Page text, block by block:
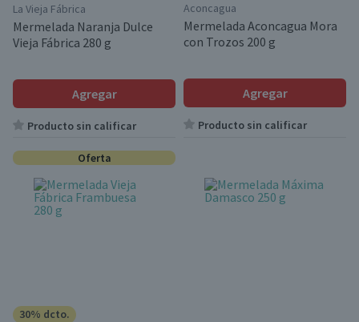
La Vieja Fábrica
Mermelada Naranja Dulce
Vieja Fábrica 280 g
Agregar
Producto sin calificar
Aconcagua
Mermelada Aconcagua Mora
con Trozos 200 g
Agregar
Producto sin calificar
Oferta
30% dcto.